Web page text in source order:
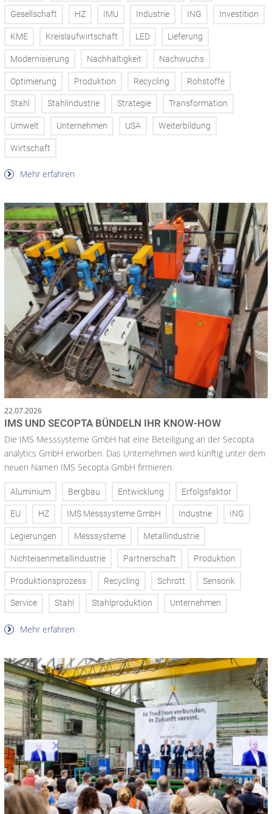
Gesellschaft HZ IMU Industrie ING Investition
KME Kreislaufwirtschaft LED Lieferung
Modernisierung Nachhaltigkeit Nachwuchs
Optimierung Produktion Recycling Rohstoffe
Stahl Stahlindustrie Strategie Transformation
Umwelt Unternehmen USA Weiterbildung
Wirtschaft
Mehr erfahren
22.07.2026
IMS UND SECOPTA BÜNDELN IHR KNOW-HOW
Die IMS Messsysteme GmbH hat eine Beteiligung an der Secopta
analytics GmbH erworben. Das Unternehmen wird künftig unter dem
neuen Namen IMS Secopta GmbH firmieren.
Aluminium Bergbau Entwicklung Erfolgsfaktor
EU HZ IMS Messsysteme GmbH Industrie ING
Legierungen Messsysteme Metallindustrie
Nichteisenmetallindustrie Partnerschaft Produktion
Produktionsprozess Recycling Schrott Sensorik
Service Stahl Stahlproduktion Unternehmen
Mehr erfahren